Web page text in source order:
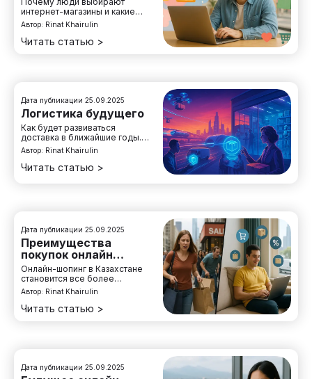
интернет-магазины и какие
психологические факторы
влияют на их решения.
Разбираем мотивацию,
Автор: Rinat Khairulin
Читать статью >
Дата публикации 25.09.2025
Логистика будущего
Как будет развиваться
доставка в ближайшие годы.
Какие технологии изменят
рынок логистики и почему это
важно для покупателей
Автор: Rinat Khairulin
Читать статью >
Дата публикации 25.09.2025
Преимущества
покупок онлайн
перед офлайн
Онлайн-шопинг в Казахстане
становится все более
популярным. Разберем
главные преимущества
интернет-магазинов перед
Автор: Rinat Khairulin
Читать статью >
Дата публикации 25.09.2025